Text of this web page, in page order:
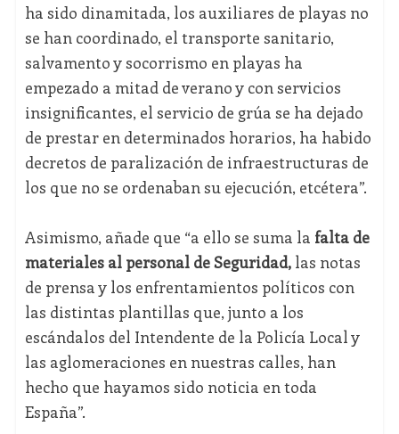
ha sido dinamitada, los auxiliares de playas no
se han coordinado, el transporte sanitario,
salvamento y socorrismo en playas ha
empezado a mitad de verano y con servicios
insignificantes, el servicio de grúa se ha dejado
de prestar en determinados horarios, ha habido
decretos de paralización de infraestructuras de
los que no se ordenaban su ejecución, etcétera”.
Asimismo, añade que “a ello se suma la falta de
materiales al personal de Seguridad,las notas
de prensa y los enfrentamientos políticos con
las distintas plantillas que, junto a los
escándalos del Intendente de la Policía Local y
las aglomeraciones en nuestras calles, han
hecho que hayamos sido noticia en toda
España”.